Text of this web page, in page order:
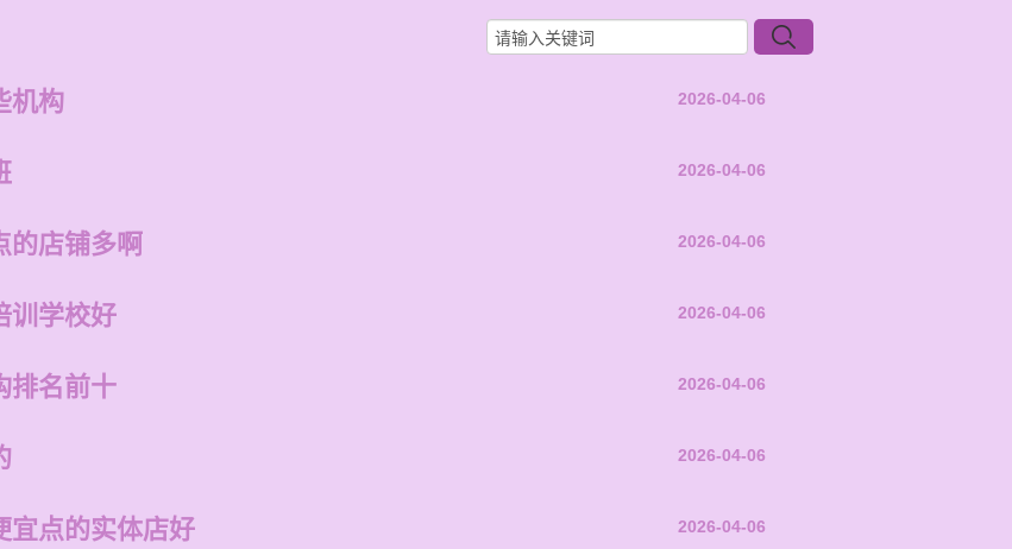
机构 2026-04-06
2026-04-06
的店铺多啊 2026-04-06
训学校好 2026-04-06
排名前十 2026-04-06
2026-04-06
宜点的实体店好 2026-04-06